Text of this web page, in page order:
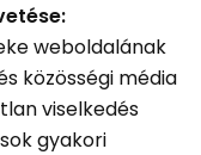
weboldalának
közösségi média
viselkedés
gyakori